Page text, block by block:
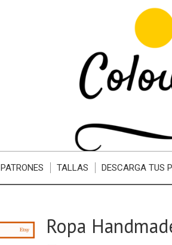
PATRONES TALLAS DESCARGA TUS
Ropa